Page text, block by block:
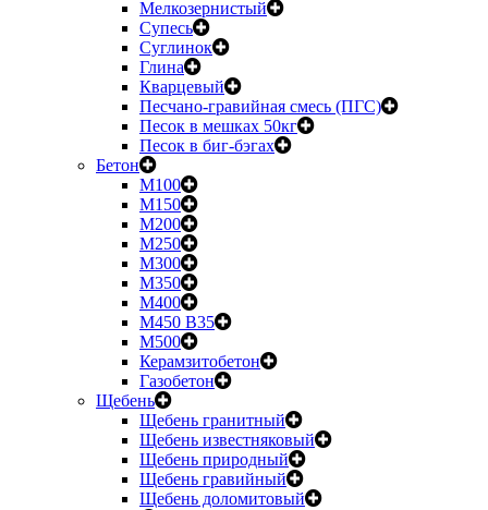
Мелкозернистый
Супесь
Суглинок
Глина
Кварцевый
Песчано-гравийная смесь (ПГС)
Песок в мешках 50кг
Песок в биг-бэгах
Бетон
М100
М150
М200
М250
М300
М350
М400
М450 B35
М500
Керамзитобетон
Газобетон
Щебень
Щебень гранитный
Щебень известняковый
Щебень природный
Щебень гравийный
Щебень доломитовый